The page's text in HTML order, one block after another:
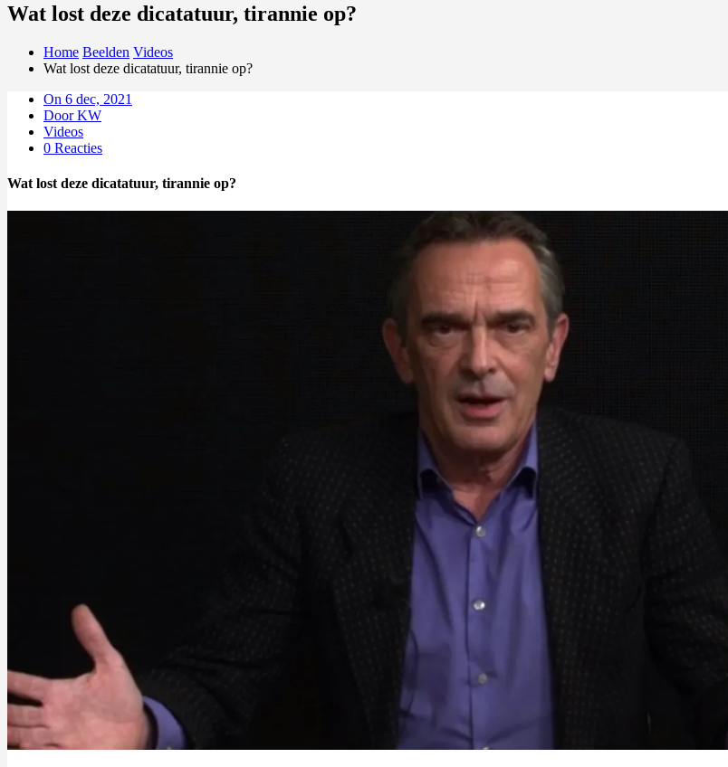
Wat lost deze dicatatuur, tirannie op?
Home Beelden Videos
Wat lost deze dicatatuur, tirannie op?
On 6 dec, 2021
Door KW
Videos
0 Reacties
Wat lost deze dicatatuur, tirannie op?